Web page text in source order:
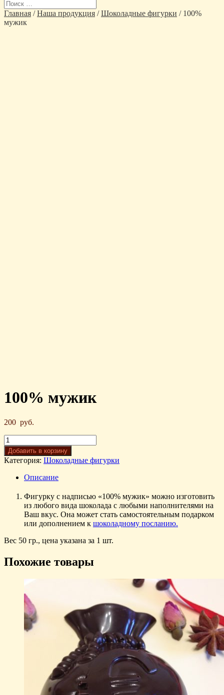
Главная /Наша продукция /Шоколадные фигурки / 100%
мужик
100% мужик
200 руб.
Добавить в корзину
Категория: Шоколадные фигурки
Описание
Фигурку с надписью «100% мужик» можно изготовить
из любого вида шоколада с любыми наполнителями на
Ваш вкус. Она может стать самостоятельным подарком
или дополнением к шоколадному посланию.
Вес 50 гр., цена указана за 1 шт.
Похожие товары